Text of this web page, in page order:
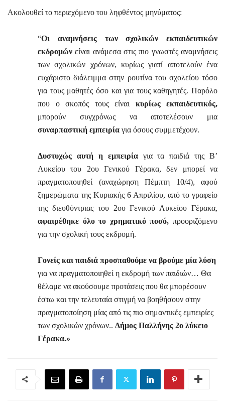
Ακολουθεί το περιεχόμενο του ληφθέντος μηνύματος:
“Οι αναμνήσεις των σχολικών εκπαιδευτικών
εκδρομών είναι ανάμεσα στις πιο γνωστές αναμνήσεις
των σχολικών χρόνων, κυρίως γιατί αποτελούν ένα
ευχάριστο διάλειμμα στην ρουτίνα του σχολείου τόσο
για τους μαθητές όσο και για τους καθηγητές. Παρόλο
που ο σκοπός τους είναι κυρίως εκπαιδευτικός,
μπορούν συγχρόνως να αποτελέσουν μια
συναρπαστική εμπειρία για όσους συμμετέχουν.
Δυστυχώς αυτή η εμπειρίαγια τα παιδιά της Β’
Λυκείου του 2ου Γενικού Γέρακα, δεν μπορεί να
πραγματοποιηθεί (αναχώρηση Πέμπτη 10/4), αφού
ξημερώματα της Κυριακής 6 Απριλίου, από το γραφείο
της διευθύντριας του 2ου Γενικού Λυκείου Γέρακα,
αφαιρέθηκε όλο το χρηματικό ποσό, προοριζόμενο
για την σχολική τους εκδρομή.
Γονείς και παιδιά προσπαθούμε να βρούμε μία λύση
για να πραγματοποιηθεί η εκδρομή των παιδιών… Θα
θέλαμε να ακούσουμε προτάσεις που θα μπορέσουν
έστω και την τελευταία στιγμή να βοηθήσουν στην
πραγματοποίηση μίας από τις πιο σημαντικές εμπειρίες
των σχολικών χρόνων.. Δήμος Παλλήνης 2ο λύκειο
Γέρακα.»